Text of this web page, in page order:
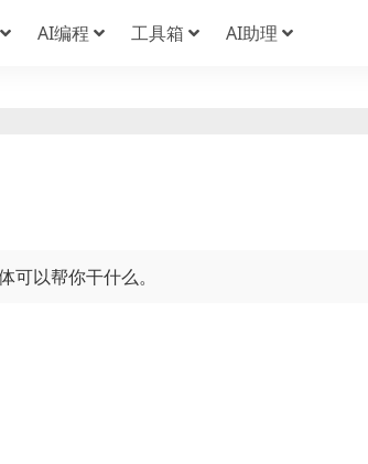
AI编程 工具箱 AI助理
以帮你干什么。